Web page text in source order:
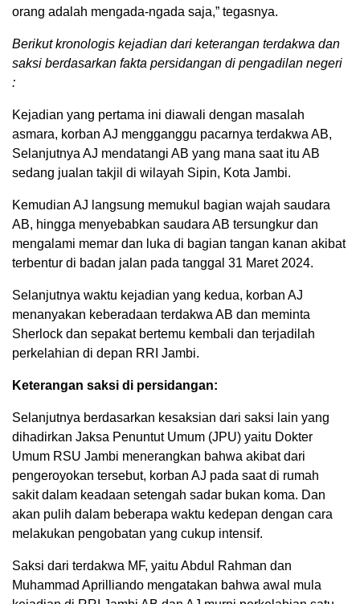
orang adalah mengada-ngada saja,” tegasnya.
Berikut kronologis kejadian dari keterangan terdakwa dan
saksi berdasarkan fakta persidangan di pengadilan negeri
:
Kejadian yang pertama ini diawali dengan masalah
asmara, korban AJ mengganggu pacarnya terdakwa AB,
Selanjutnya AJ mendatangi AB yang mana saat itu AB
sedang jualan takjil di wilayah Sipin, Kota Jambi.
Kemudian AJ langsung memukul bagian wajah saudara
AB, hingga menyebabkan saudara AB tersungkur dan
mengalami memar dan luka di bagian tangan kanan akibat
terbentur di badan jalan pada tanggal 31 Maret 2024.
Selanjutnya waktu kejadian yang kedua, korban AJ
menanyakan keberadaan terdakwa AB dan meminta
Sherlock dan sepakat bertemu kembali dan terjadilah
perkelahian di depan RRI Jambi.
Keterangan saksi di persidangan:
Selanjutnya berdasarkan kesaksian dari saksi lain yang
dihadirkan Jaksa Penuntut Umum (JPU) yaitu Dokter
Umum RSU Jambi menerangkan bahwa akibat dari
pengeroyokan tersebut, korban AJ pada saat di rumah
sakit dalam keadaan setengah sadar bukan koma. Dan
akan pulih dalam beberapa waktu kedepan dengan cara
melakukan pengobatan yang cukup intensif.
Saksi dari terdakwa MF, yaitu Abdul Rahman dan
Muhammad Aprilliando mengatakan bahwa awal mula